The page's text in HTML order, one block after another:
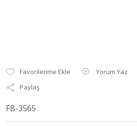
Yorum Yaz
Paylaş
FB-3565